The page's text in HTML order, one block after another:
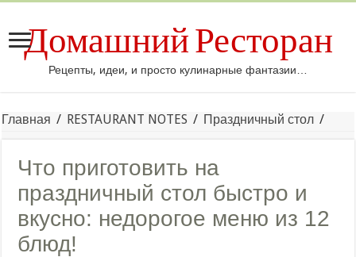
Домашний Ресторан
Рецепты, идеи, и просто кулинарные фантазии…
Главная / RESTAURANT NOTES / Праздничный стол /
Что приготовить на
праздничный стол быстро и
вкусно: недорогое меню из 12
блюд!